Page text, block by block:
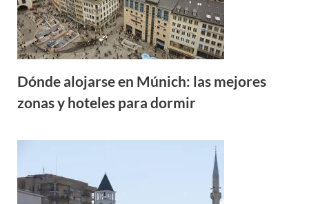
Dónde alojarse en Múnich: las mejores
zonas y hoteles para dormir